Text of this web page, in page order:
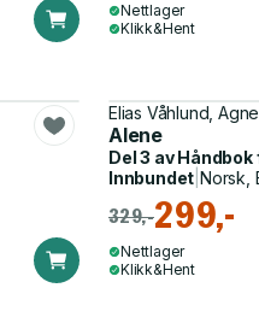
Nettlager
Klikk&Hent
Elias Våhlund,
Alene
Del 3 av
Innbundet |Norsk,
329,-299,-
Nettlager
Klikk&Hent